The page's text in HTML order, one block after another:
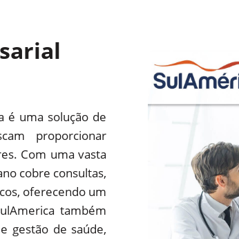
é uma solução de
proporcionar
Com uma vasta
cobre consultas,
oferecendo um
também
gestão de saúde,